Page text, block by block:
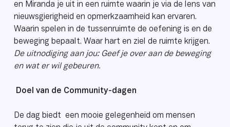
en Miranda je uit in een ruimte waarin je via de lens van
nieuwsgierigheid en opmerkzaamheid kan ervaren.
Waarin spelen in de tussenruimte de oefening is en de
beweging bepaalt. Waar hart en ziel de ruimte krijgen.
De uitnodiging aan jou: Geef je over aan de beweging
en wat er wil gebeuren.
Doel van de Community-dagen
De dag biedt een mooie gelegenheid om mensen